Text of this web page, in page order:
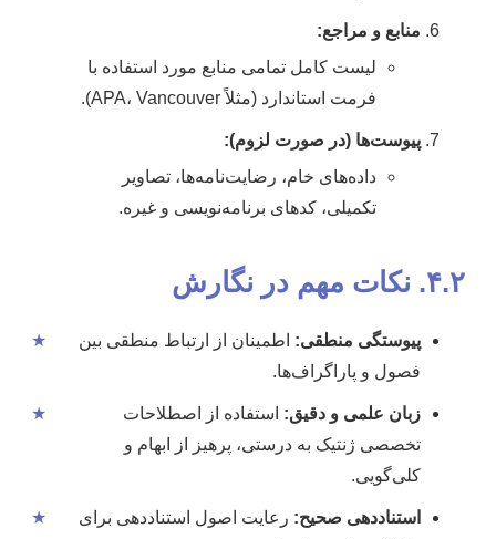
منابع و مراجع:
لیست کامل تمامی منابع مورد استفاده با
فرمت استاندارد (مثلاً APA، Vancouver).
پیوست‌ها (در صورت لزوم):
داده‌های خام، رضایت‌نامه‌ها، تصاویر
تکمیلی، کدهای برنامه‌نویسی و غیره.
۴.۲. نکات مهم در نگارش
★ پیوستگی منطقی: اطمینان از ارتباط منطقی بین
فصول و پاراگراف‌ها.
★ زبان علمی و دقیق: استفاده از اصطلاحات
تخصصی ژنتیک به درستی، پرهیز از ابهام و
کلی‌گویی.
★ استناددهی صحیح: رعایت اصول استناددهی برای